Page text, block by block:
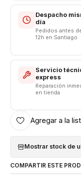
Despacho
día
Pedidos antes
12h en Santiago
Servicio
express
Reparación
en tienda
Agregar a la
Mostrar stock de
COMPARTIR ESTE